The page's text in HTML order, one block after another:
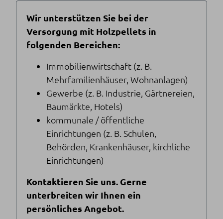
Wir unterstützen Sie bei der
Versorgung mit Holzpellets in
folgenden Bereichen:
Immobilienwirtschaft (z. B.
Mehrfamilienhäuser, Wohnanlagen)
Gewerbe (z. B. Industrie, Gärtnereien,
Baumärkte, Hotels)
kommunale / öffentliche
Einrichtungen (z. B. Schulen,
Behörden, Krankenhäuser, kirchliche
Einrichtungen)
Kontaktieren Sie uns. Gerne
unterbreiten wir Ihnen ein
persönliches Angebot.